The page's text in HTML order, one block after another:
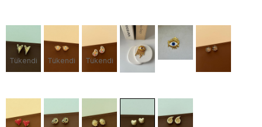
Tükendi Tükendi Tükendi